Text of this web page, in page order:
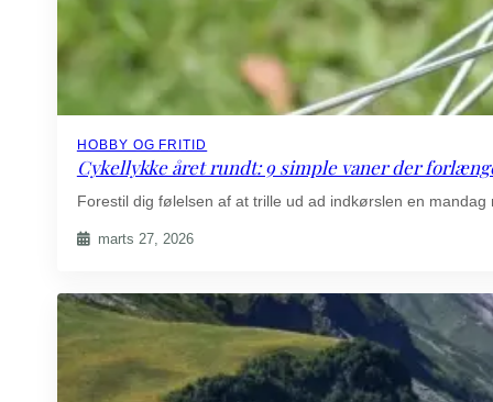
HOBBY OG FRITID
Cykellykke året rundt: 9 simple vaner der
Forestil dig følelsen af at trille ud ad indkørslen en
marts 27, 2026